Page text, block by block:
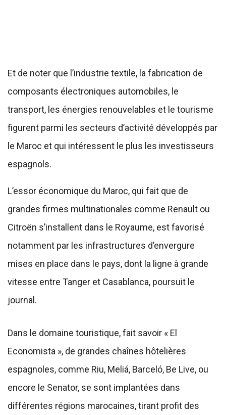
Et de noter que l’industrie textile, la fabrication de
composants électroniques automobiles, le
transport, les énergies renouvelables et le tourisme
figurent parmi les secteurs d’activité développés par
le Maroc et qui intéressent le plus les investisseurs
espagnols.
L’essor économique du Maroc, qui fait que de
grandes firmes multinationales comme Renault ou
Citroën s’installent dans le Royaume, est favorisé
notamment par les infrastructures d’envergure
mises en place dans le pays, dont la ligne à grande
vitesse entre Tanger et Casablanca, poursuit le
journal.
Dans le domaine touristique, fait savoir « El
Economista », de grandes chaînes hôtelières
espagnoles, comme Riu, Meliá, Barceló, Be Live, ou
encore le Senator, se sont implantées dans
différentes régions marocaines, tirant profit des